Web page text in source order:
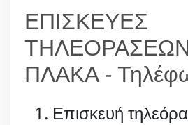
ΕΠΙΣΚΕΥΕΣ
ΤΗΛΕΟΡΑΣΕΩΝ
ΠΛΑΚΑ -
Επισκευή